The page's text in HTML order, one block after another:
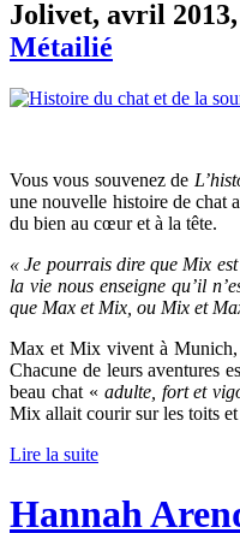
Jolivet, avril
Métailié
Vous vous souvenez de
une nouvelle histoire de chat
du bien au cœur et à la tête.
« Je pourrais dire que Mix
la vie nous enseigne qu’il
que Max et Mix, ou Mix et
Max et Mix vivent à Munich,
Chacune de leurs aventures
beau chat « adulte, fort et
Mix allait courir sur les toits
Lire la suite
Hannah